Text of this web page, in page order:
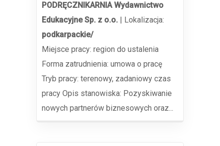
PODRĘCZNIKARNIA Wydawnictwo
Edukacyjne Sp. z o.o. | Lokalizacja:
podkarpackie/
Miejsce pracy: region do ustalenia
Forma zatrudnienia: umowa o pracę
Tryb pracy: terenowy, zadaniowy czas
pracy Opis stanowiska: Pozyskiwanie
nowych partnerów biznesowych oraz...